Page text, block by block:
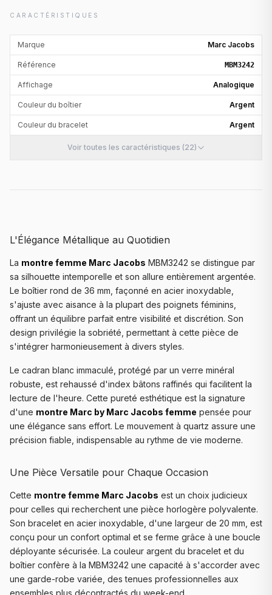
CARACTÉRISTIQUES
Marque Marc Jacobs
Référence MBM3242
Affichage Analogique
Couleur du boîtier Argent
Couleur du bracelet Argent
Voir toutes les caractéristiques (22)
L'Élégance Métallique au Quotidien
La montre femme Marc Jacobs MBM3242 se distingue par
sa silhouette intemporelle et son allure entièrement argentée.
Le boîtier rond de 36 mm, façonné en acier inoxydable,
s'ajuste avec aisance à la plupart des poignets féminins,
offrant un équilibre parfait entre visibilité et discrétion. Son
design privilégie la sobriété, permettant à cette pièce de
s'intégrer harmonieusement à divers styles.
Le cadran blanc immaculé, protégé par un verre minéral
robuste, est rehaussé d'index bâtons raffinés qui facilitent la
lecture de l'heure. Cette pureté esthétique est la signature
d'une montre Marc by Marc Jacobs femme pensée pour
une élégance sans effort. Le mouvement à quartz assure une
précision fiable, indispensable au rythme de vie moderne.
Une Pièce Versatile pour Chaque Occasion
Cette montre femme Marc Jacobs est un choix judicieux
pour celles qui recherchent une pièce horlogère polyvalente.
Son bracelet en acier inoxydable, d'une largeur de 20 mm, est
conçu pour un confort optimal et se ferme grâce à une boucle
déployante sécurisée. La couleur argent du bracelet et du
boîtier confère à la MBM3242 une capacité à s'accorder avec
une garde-robe variée, des tenues professionnelles aux
ensembles plus décontractés du week-end.